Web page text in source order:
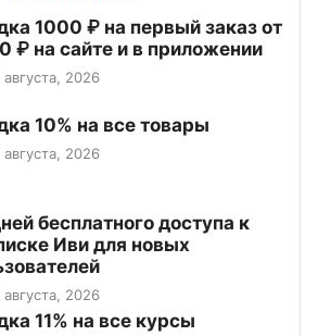
1000 ₽ на первый заказ от
₽ на сайте и в приложении
2026
10% на все товары
2026
бесплатного доступа к
Иви для новых
2026
11% на все курсы